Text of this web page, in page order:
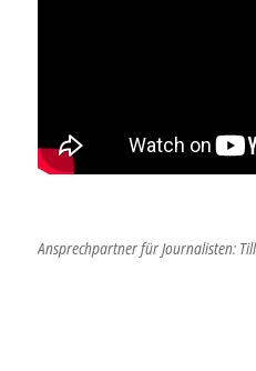
Ansprechpartner für Journalisten: